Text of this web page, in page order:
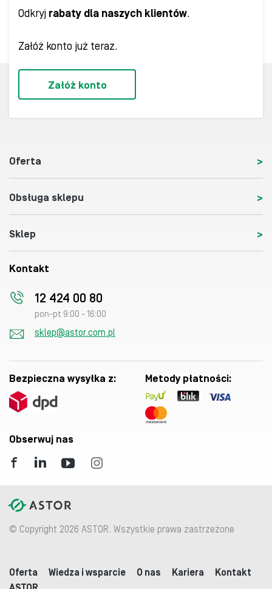
Odkryj rabaty dla naszych klientów.
Załóż konto już teraz.
Załóż konto
Oferta
Obsługa sklepu
Sklep
Kontakt
12 424 00 80
pon-pt 9:00 - 16:00
sklep@astor.com.pl
Bezpieczna wysyłka z: Metody płatności:
Obserwuj nas
© Copyright 2026 ASTOR. Wszystkie prawa zastrzeżone
Oferta Wiedza i wsparcie O nas Kariera
Kontakt